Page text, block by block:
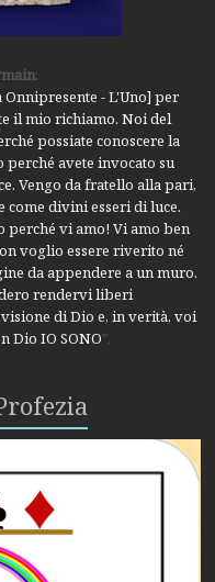
:
Onnipresente - L'Uno] per
il mio richiamo. Noi del
possiate conoscere la
perché avete invocato su
Vengo da fratello alla pari,
come divini esseri di luce.
perché vi amo! Vi amo ben
voglio essere riverito né
da appendere a un muro.
rendervi liberi
di Dio e, in verità, voi
Dio IO SONO".